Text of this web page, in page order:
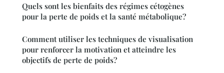
Quels sont les bienfaits des régimes cétogènes
pour la perte de poids et la santé métabolique?
Comment utiliser les techniques de visualisation
pour renforcer la motivation et atteindre les
objectifs de perte de poids?